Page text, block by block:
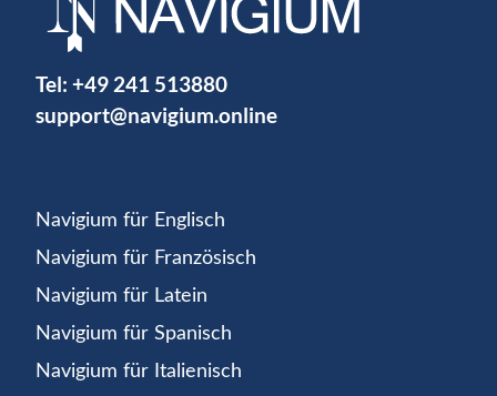
Tel: +49 241 513880
support@navigium.online
Navigium für Englisch
Navigium für Französisch
Navigium für Latein
Navigium für Spanisch
Navigium für Italienisch